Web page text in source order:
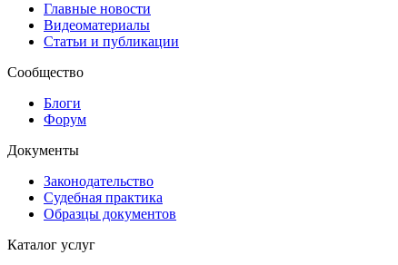
Главные новости
Видеоматериалы
Статьи и публикации
Сообщество
Блоги
Форум
Документы
Законодательство
Судебная практика
Образцы документов
Каталог услуг